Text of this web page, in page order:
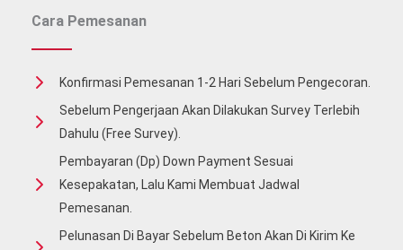
Cara Pemesanan
Konfirmasi Pemesanan 1-2 Hari Sebelum Pengecoran.
Sebelum Pengerjaan Akan Dilakukan Survey Terlebih
Dahulu (free Survey).
Pembayaran (Dp) Down Payment Sesuai
Kesepakatan, Lalu Kami Membuat Jadwal
Pemesanan.
Pelunasan Di Bayar Sebelum Beton Akan Di Kirim Ke